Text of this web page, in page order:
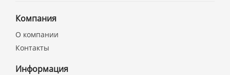
Компания
О компании
Контакты
Информация